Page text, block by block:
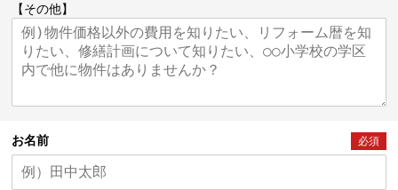
【その他】
お名前 必須